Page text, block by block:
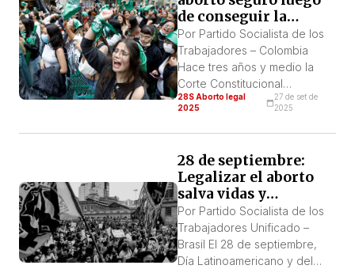
de 1871, cuando fue
proclamada en Brasil la
“libertad de […]
de conseguir la
despenalización
Por Partido Socialista de los
Trabajadores – Colombia
Hace tres años y medio la
Corte Constitucional
despenalizó el aborto en
semanas de gestación a
gestante, y por causales
desde las 24 semanas hasta
el término. Esta enorme
victoria democrática, ha sido
un enorme avance en materia
de […]
28S Aborto legal
2025
27 de set de
2025
28 de septiembre:
Legalizar el aborto
salva vidas y
garantiza la
autonomía
Por Partido Socialista de los
Trabajadores Unificado –
Brasil El 28 de septiembre,
Día Latinoamericano y del